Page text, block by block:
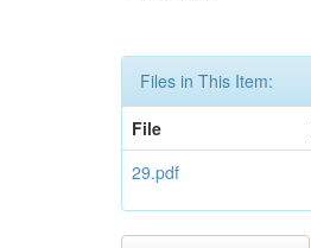
Files in This Item:
File
29.pdf